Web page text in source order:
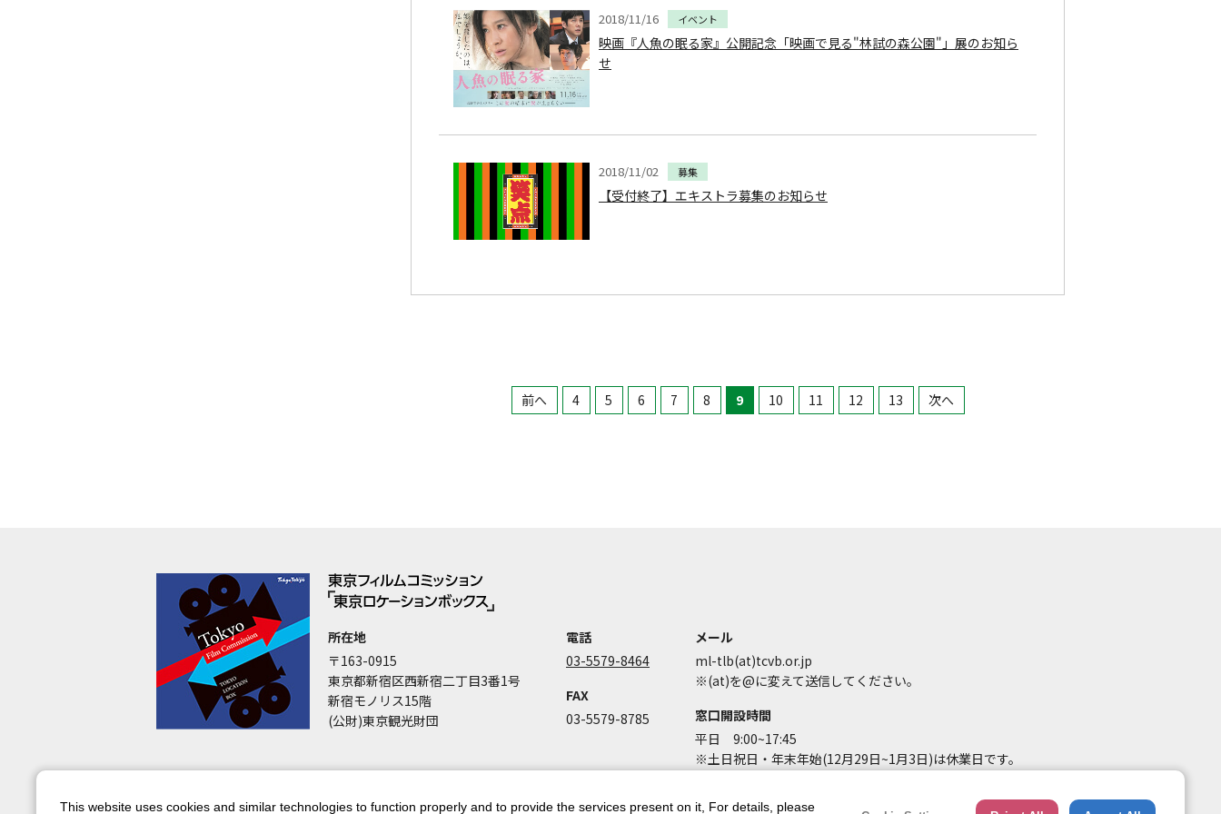
2018/11/16 イベント
映画『人魚の眠る家』公開記念「映画で見る"林試の森公園"」展のお知ら
せ
2018/11/02 募集
【受付終了】エキストラ募集のお知らせ
前へ 4 5 6 7 8 9 10 11 12 13 次へ
所在地
〒163-0915
東京都新宿区西新宿二丁目3番1号
新宿モノリス15階
(公財)東京観光財団
電話
03-5579-8464
FAX
03-5579-8785
メール
ml-tlb(at)tcvb.or.jp
※(at)を@に変えて送信してください。
窓口開設時間
平日 9:00~17:45
※土日祝日・年末年始(12月29日~1月3日)は休業日です。
This website uses cookies and similar technologies to function properly and to provide the services present on it, For details, please